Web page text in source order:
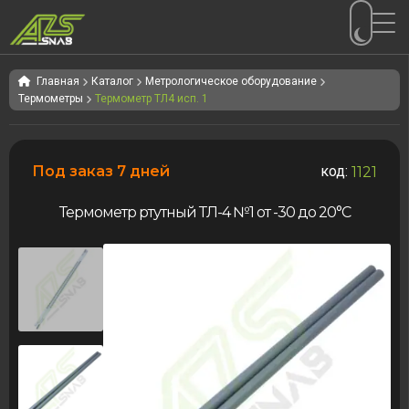
Перейти
к
навигации
Перейти
к
содержимому
Главная Каталог
Метрологическое оборудование
Термометры
Термометр ТЛ4 исп. 1
Под заказ 7 дней код: 1121
Термометр ртутный ТЛ-4 №1 от -30 до 20°C